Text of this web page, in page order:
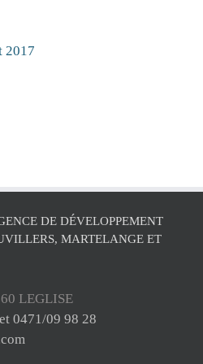
2017
DE DÉVELOPPEMENT
MARTELANGE ET
LEGLISE
0471/09 98 28